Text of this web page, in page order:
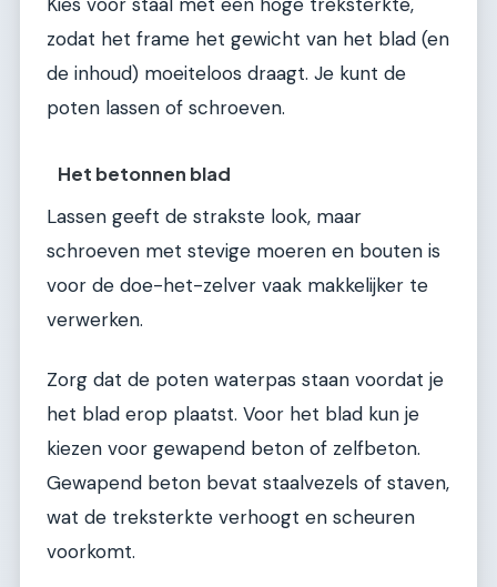
zodat het frame het gewicht van het blad (en
de inhoud) moeiteloos draagt. Je kunt de
poten lassen of schroeven.
Het betonnen blad
Lassen geeft de strakste look, maar
schroeven met stevige moeren en bouten is
voor de doe-het-zelver vaak makkelijker te
verwerken.
Zorg dat de poten waterpas staan voordat je
het blad erop plaatst. Voor het blad kun je
kiezen voor gewapend beton of zelfbeton.
Gewapend beton bevat staalvezels of staven,
wat de treksterkte verhoogt en scheuren
voorkomt.